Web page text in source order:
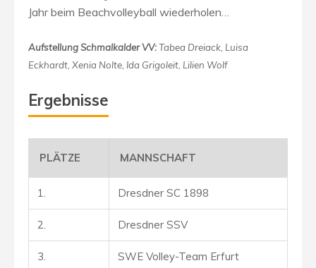
Jahr beim Beachvolleyball wiederholen…
Aufstellung Schmalkalder VV:Tabea Dreiack, Luisa
Eckhardt, Xenia Nolte, Ida Grigoleit, Lilien Wolf
Ergebnisse
PLÄTZE MANNSCHAFT
1. Dresdner SC 1898
2. Dresdner SSV
3. SWE Volley-Team Erfurt